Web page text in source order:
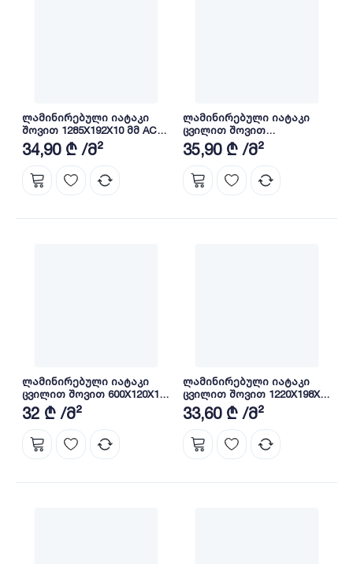
ლამინირებული იატაკი
შოვით 1285X192X10 მმ AC4
class 32 ALP MESE
34,90 ₾ /მ²
ლამინირებული იატაკი
ცვილით შოვით
600X120X10მმ CLASS33 AC5
HDF H610
35,90 ₾ /მ²
ლამინირებული იატაკი
ცვილით შოვით 600X120X10
მმ class 33 AC5 HDF 2564
32 ₾ /მ²
ლამინირებული იატაკი
ცვილით შოვით 1220X198X10
მმ class 33 AC5 HDF 3108
33,60 ₾ /მ²